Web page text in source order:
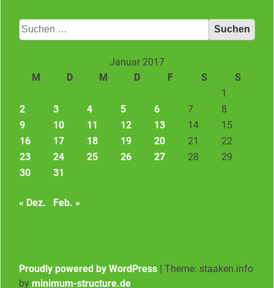
Suchen
nach:
Januar 2017
M
D M D F S
S
1
2
3 4 5 6 7
8
9
10 11 12 13 14
15
16
17 18 19 20 21
22
23
24 25 26 27 28
29
30
31
« Dez. Feb. »
Proudly powered by WordPress | Theme: staaken.info
by minimum-structure.de